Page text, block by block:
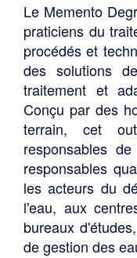
Le Memento
praticiens du
procédés et
des solutions
traitement et
Conçu par des
terrain, cet
responsables
responsables
les acteurs du
l'eau, aux
bureaux
de gestion des